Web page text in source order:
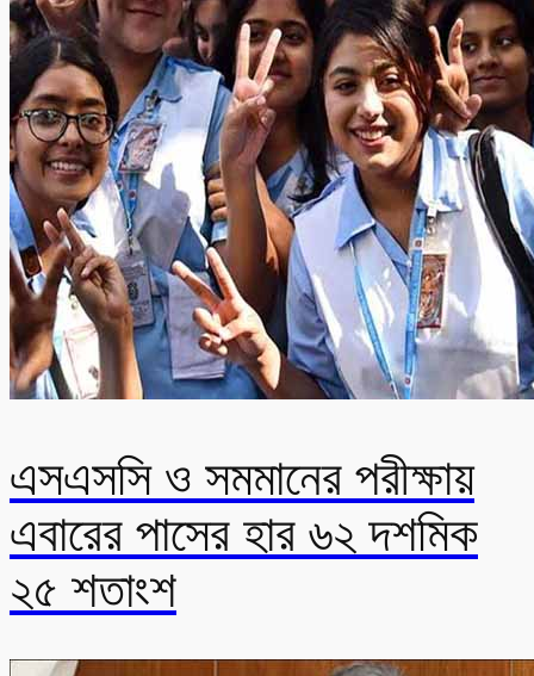
এসএসসি ও সমমানের পরীক্ষায়
এবারের পাসের হার ৬২ দশমিক
২৫ শতাংশ